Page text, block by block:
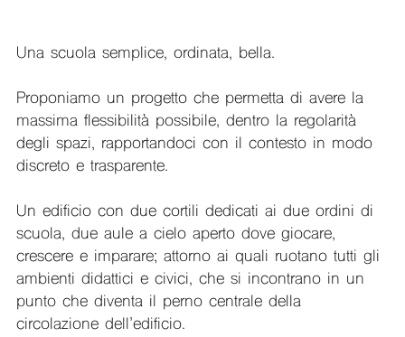
Una scuola semplice, ordinata, bella.
Proponiamo un progetto che permetta di avere la
massima flessibilità possibile, dentro la regolarità
degli spazi, rapportandoci con il contesto in modo
discreto e trasparente.
Un edificio con due cortili dedicati ai due ordini di
scuola, due aule a cielo aperto dove giocare,
crescere e imparare; attorno ai quali ruotano tutti gli
ambienti didattici e civici, che si incontrano in un
punto che diventa il perno centrale della
circolazione dell’edificio.